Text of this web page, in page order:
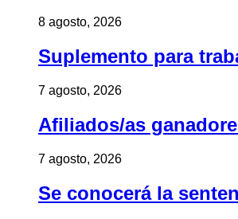
8 agosto, 2026
Suplemento para
7 agosto, 2026
Afiliados/as
7 agosto, 2026
Se conocerá la